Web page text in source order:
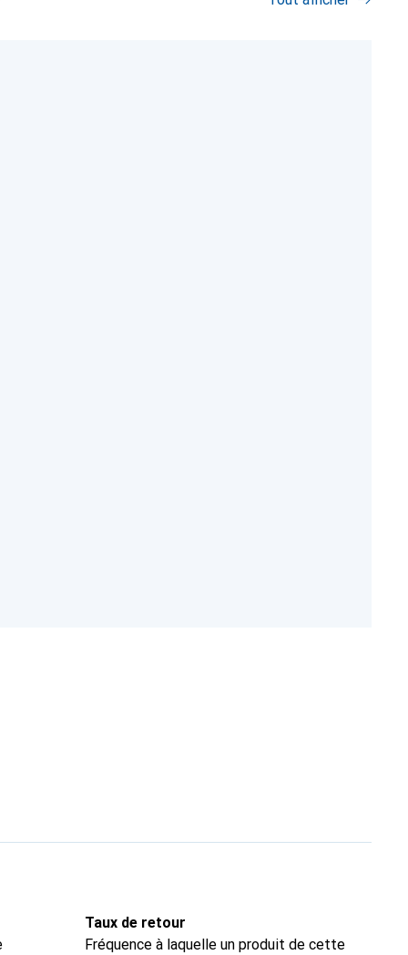
Taux de retour
Fréquence à laquelle un produit de cette